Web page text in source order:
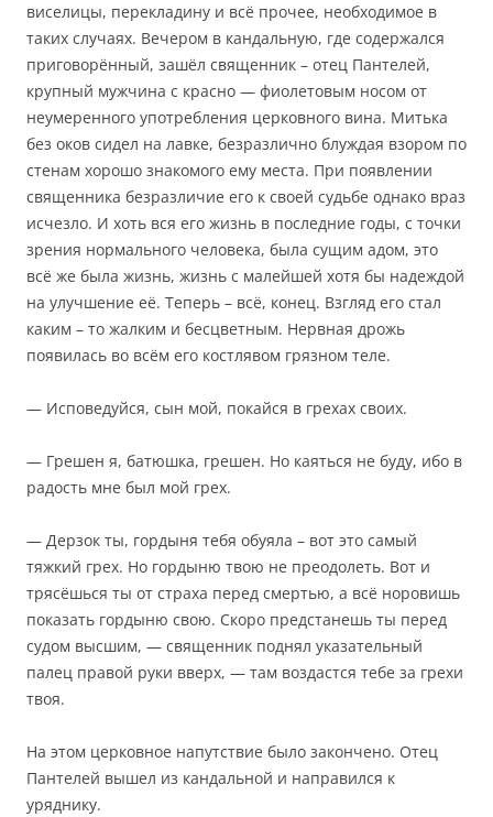
виселицы, перекладину и всё прочее, необходимое в
таких случаях. Вечером в кандальную, где содержался
приговорённый, зашёл священник – отец Пантелей,
крупный мужчина с красно — фиолетовым носом от
неумеренного употребления церковного вина. Митька
без оков сидел на лавке, безразлично блуждая взором по
стенам хорошо знакомого ему места. При появлении
священника безразличие его к своей судьбе однако враз
исчезло. И хоть вся его жизнь в последние годы, с точки
зрения нормального человека, была сущим адом, это
всё же была жизнь, жизнь с малейшей хотя бы надеждой
на улучшение её. Теперь – всё, конец. Взгляд его стал
каким – то жалким и бесцветным. Нервная дрожь
появилась во всём его костлявом грязном теле.
— Исповедуйся, сын мой, покайся в грехах своих.
— Грешен я, батюшка, грешен. Но каяться не буду, ибо в
радость мне был мой грех.
— Дерзок ты, гордыня тебя обуяла – вот это самый
тяжкий грех. Но гордыню твою не преодолеть. Вот и
трясёшься ты от страха перед смертью, а всё норовишь
показать гордыню свою. Скоро предстанешь ты перед
судом высшим, — священник поднял указательный
палец правой руки вверх, — там воздастся тебе за грехи
твоя.
На этом церковное напутствие было закончено. Отец
Пантелей вышел из кандальной и направился к
уряднику.